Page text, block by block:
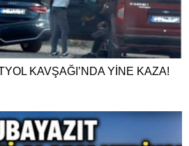
KAVŞAĞI’NDA YİNE KAZA!